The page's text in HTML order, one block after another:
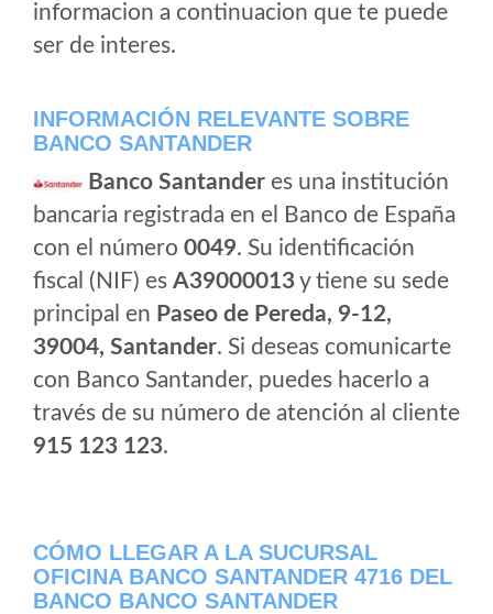
informacion a continuacion que te puede
ser de interes.
INFORMACIÓN RELEVANTE SOBRE
BANCO SANTANDER
Banco Santander es una institución
bancaria registrada en el Banco de España
con el número 0049. Su identificación
fiscal (NIF) es A39000013y tiene su sede
principal en Paseo de Pereda, 9-12,
39004, Santander. Si deseas comunicarte
con Banco Santander, puedes hacerlo a
través de su número de atención al cliente
915 123 123.
CÓMO LLEGAR A LA SUCURSAL
OFICINA BANCO SANTANDER 4716 DEL
BANCO BANCO SANTANDER